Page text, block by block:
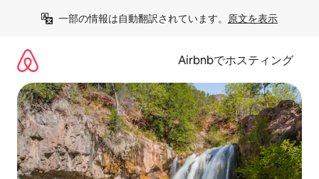
一部の情報は自動翻訳されています。 原文を表示
Airbnbでホスティング